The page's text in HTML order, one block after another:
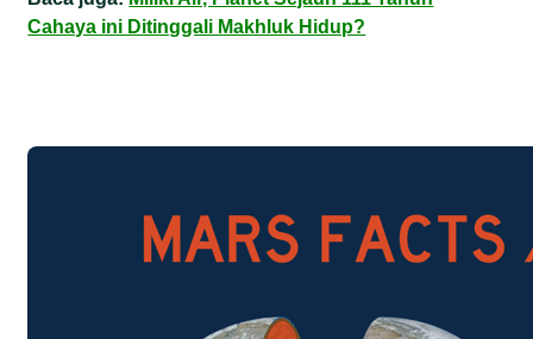
Cahaya ini Ditinggali Makhluk Hidup?